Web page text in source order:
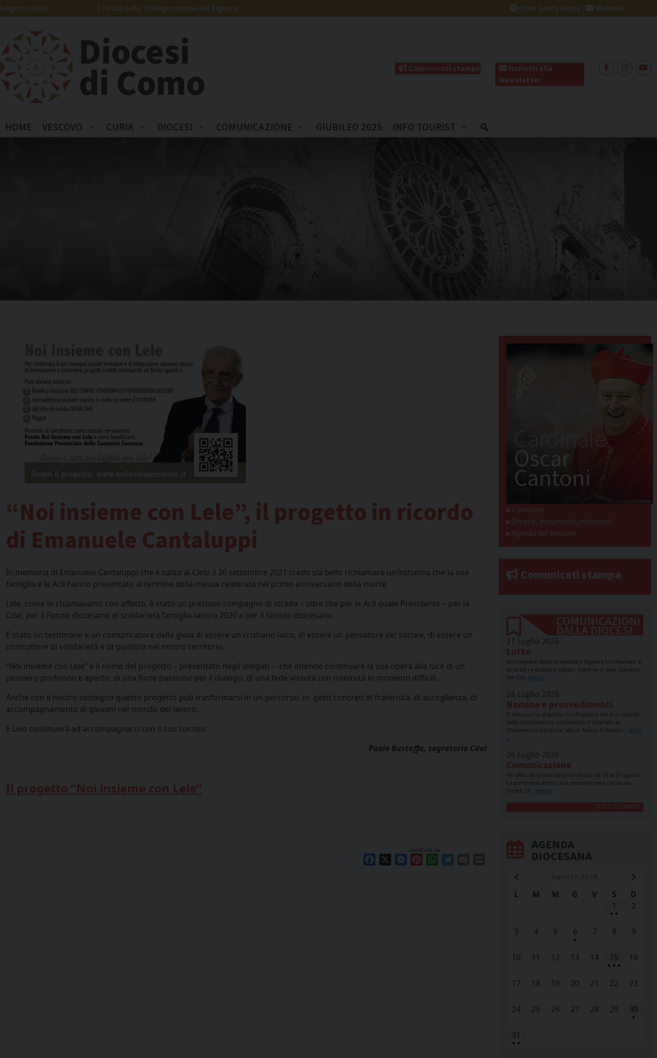
Skip
to
6 Agosto 2026 Festa della Trasfigurazione del Signore Orari Sante Messe | WebMail
Diocesi
di Como Comunicati stampa
Iscriviti alla
Newsletter
HOME VESCOVO CURIA DIOCESI COMUNICAZIONE GIUBILEO 2025 INFO TOURIST
“Noi insieme con Lele”, il progetto in ricordo
di Emanuele Cantaluppi
In memoria di Emanuele Cantaluppi che è salito al Cielo il 26 settembre 2021 credo sia bello richiamare un’iniziativa che la sua
famiglia e le Acli hanno presentato al termine della messa celebrata nel primo anniversario della morte.
Lele, come lo chiamavamo con affetto, è stato un prezioso compagno di strada – oltre che per le Acli quale Presidente – per la
Cdal, per il Fondo diocesano di solidarietà famiglia-lavoro 2020 e per il Sinodo diocesano.
È stato un testimone e un comunicatore della gioia di essere un cristiano laico, di essere un pensatore del sociale, di essere un
costruttore di solidarietà e di giustizia nel nostro territorio.
“Noi insieme con Lele” è il nome del progetto – presentato negli allegati – che intende continuare la sua opera alla luce di un
pensiero profondo e aperto, di una forte passione per il dialogo, di una fede vissuta con intensità in momenti difficili.
Anche con il nostro sostegno questo progetto può trasformarsi in un percorso, in gesti concreti di fraternità, di accoglienza, di
accompagnamento di giovani nel mondo del lavoro.
E Lele continuerà ad accompagnarci con il suo sorriso.
Paolo Bustaffa, segretario Cdal
Il progetto “Noi insieme con Lele”
condividi su
Facebook Messenger
PinterestWhatsApp
Cardinale
Oscar
Cantoni
Il Vescovo
Omelie, documenti, interventi
Agenda del Vescovo
Comunicati stampa
COMUNICAZIONI
DALLA DIOCESI
27 Luglio 2026
Lutto
Al compiersi della domenica il Signore ha chiamato a
sé la sig.ra Graziella Valgoi, mamma di don Gianluca
Dei Cas. leggi »
26 Luglio 2026
Nomine e provvedimenti
Il Vescovo ha disposto l’unificazione dei due vicariati
della Valchiavenna costituendo il Vicariato di
Chiavenna e Gordona. Mons. Marco Folladori… leggi
»
26 Luglio 2026
Comunicazione
Gli uffici diocesani saranno chiusi dal 10 al 21 agosto.
La portineria della Curia vescovile sarà chiusa da
lunedì 27… leggi »
TUTTI GLI AVVISI
AGENDA
DIOCESANA
L
M M G V S
D
1
• •
2
3 4 5 6
•
7 8 9
10 11 12 13 14 15
• • •
16
17 18 19 20 21 22 23
24 25 26 27 28 29 30
•
31
• •